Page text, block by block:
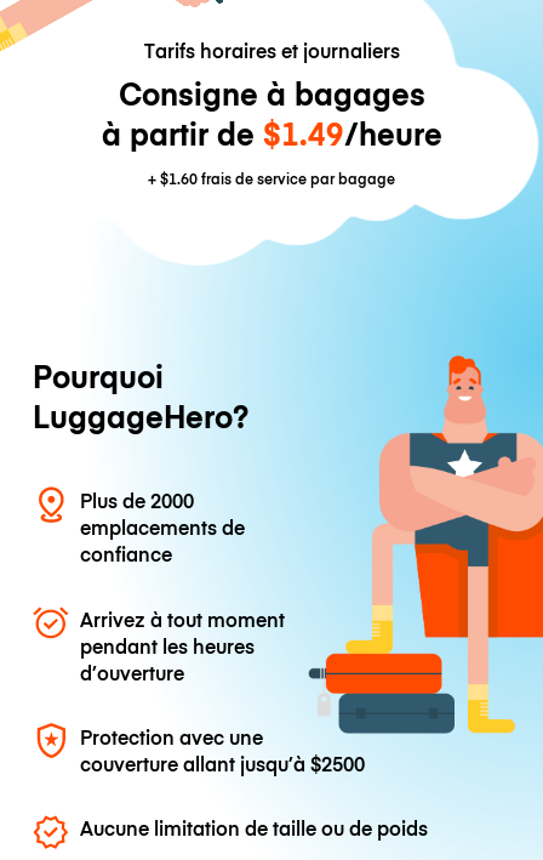
Tarifs horaires et journaliers
Consigne à bagages
à partir de $1.49/heure
+$1.60frais de service par bagage
Pourquoi
LuggageHero?
Plus de 2000
emplacements de
confiance
Arrivez à tout moment
pendant les heures
d’ouverture
Protection avec une
couverture allant jusqu’à$2500
Aucune limitation de taille ou de poids